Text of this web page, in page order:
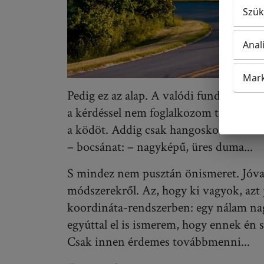
Pedig ez az alap. A valódi
a kérdéssel nem foglalkozom tényleg
a ködöt. Addig csak hangoskodom.
– bocsánat: – nagyképű, üres duma...
S mindez nem pusztán önismeret.
módszerekről. Az, hogy ki vagyok,
koordináta-rendszerben: egy nálam
egyúttal el is ismerem, hogy ennek
Csak innen érdemes továbbmenni...